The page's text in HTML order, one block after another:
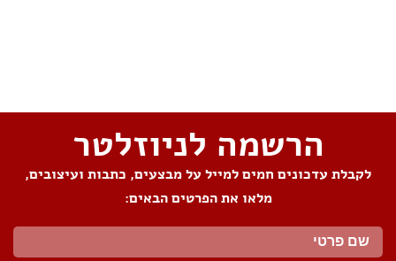
הרשמה לניוזלטר
לקבלת עדכונים חמים למייל על מבצעים, כתבות ועיצובים,
מלאו את הפרטים הבאים: